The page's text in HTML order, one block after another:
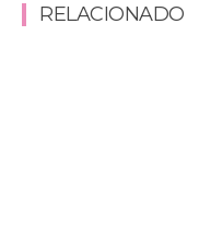
RELACIONADO